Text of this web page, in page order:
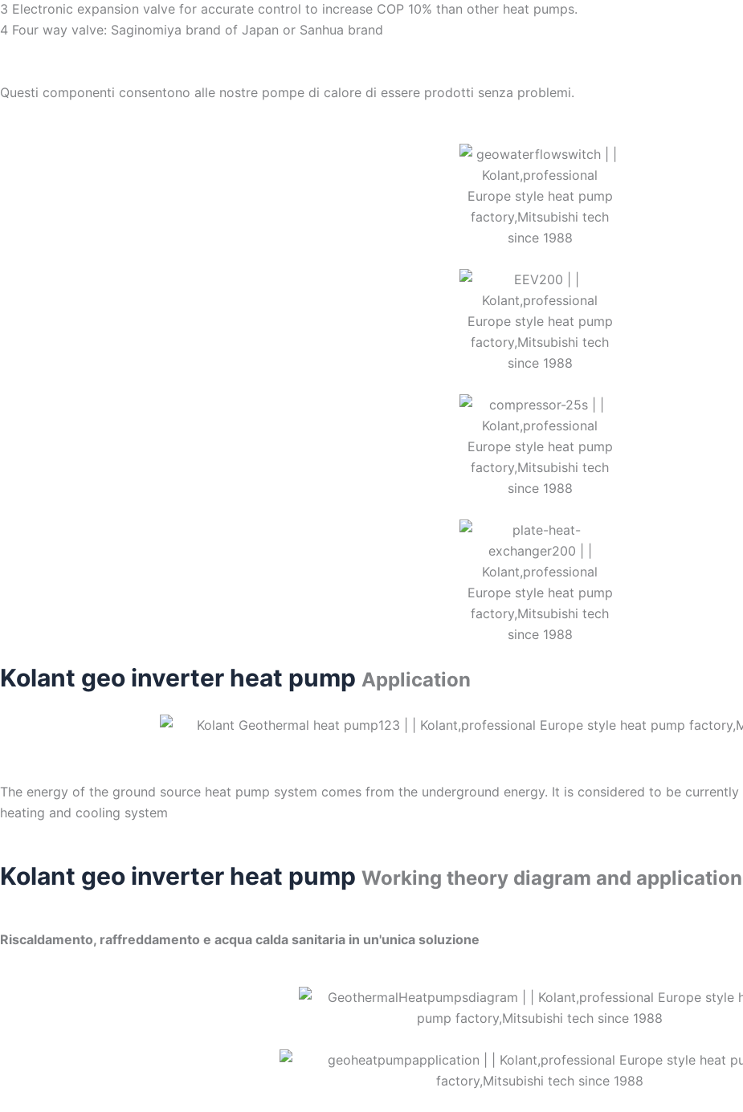
3 Electronic expansion valve for accurate control to increase COP 10% than other heat pumps.
4 Four way valve: Saginomiya brand of Japan or Sanhua brand
Questi componenti consentono alle nostre pompe di calore di essere prodotti senza problemi.
Kolant geo inverter heat pump Application
The energy of the ground source heat pump system comes from the underground energy. It is considered to be
heating and cooling system
Kolant geo inverter heat pump Working theory diagram and application
Riscaldamento, raffreddamento e acqua calda sanitaria in un'unica soluzione